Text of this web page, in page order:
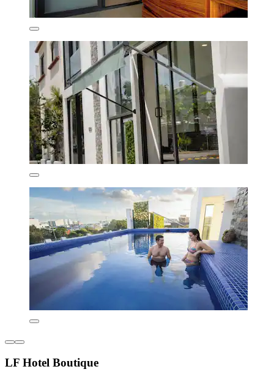
LF Hotel Boutique